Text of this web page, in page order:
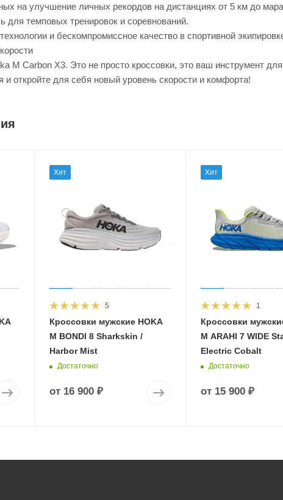
на улучшение личных рекордов на дистанциях от 5 км до
темповых тренировок и соревнований.
и бескомпромиссное качество в спортивной
M Carbon X3. Это не просто кроссовки, это ваш инструмент
и откройте для себя новый уровень скорости и комфорта!
Хит
5
Кроссовки мужские HOKA
M BONDI 8 Sharkskin /
Harbor Mist
Достаточно
от 16 900 ₽
Хит
1
Кроссовки
M ARAHI 7 WIDE
Electric Cobalt
Достаточно
от 15 900 ₽